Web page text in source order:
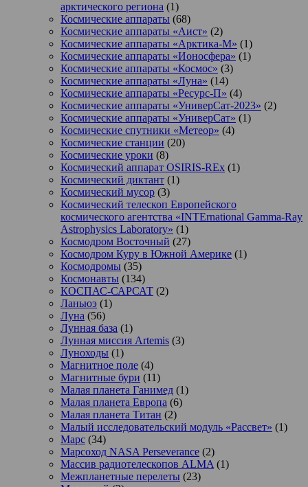
арктического региона (1)
Космические аппараты (68)
Космические аппараты «Аист» (2)
Космические аппараты «Арктика-М» (1)
Космические аппараты «Ионосфера» (1)
Космические аппараты «Космос» (3)
Космические аппараты «Луна» (14)
Космические аппараты «Ресурс-П» (4)
Космические аппараты «УниверСат-2023» (2)
Космические аппараты «УниверСат» (1)
Космические спутники «Метеор» (4)
Космические станции (20)
Космические уроки (8)
Космический аппарат OSIRIS-REx (1)
Космический диктант (1)
Космический мусор (3)
Космический телескоп Европейского
космического агентства «INTErnational Gamma-Ray
Astrophysics Laboratory» (1)
Космодром Восточный (27)
Космодром Куру в Южной Америке (1)
Космодромы (35)
Космонавты (134)
КОСПАС-САРСАТ (2)
Ланьюэ (1)
Луна (56)
Лунная база (1)
Лунная миссия Artemis (3)
Луноходы (1)
Магнитное поле (4)
Магнитные бури (11)
Малая планета Ганимед (1)
Малая планета Европа (6)
Малая планета Титан (2)
Малый исследовательский модуль «Рассвет» (1)
Марс (34)
Марсоход NASA Perseverance (2)
Массив радиотелескопов ALMA (1)
Межпланетные перелеты (23)